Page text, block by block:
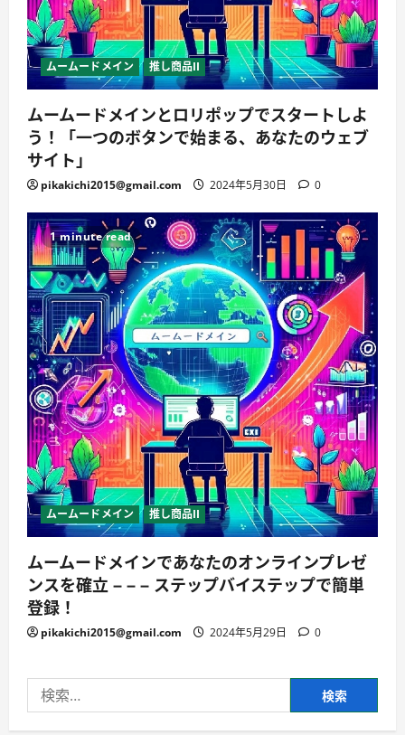
ムームードメイン 推し商品II
ムームードメインとロリポップでスタートしよ
う！「一つのボタンで始まる、あなたのウェブ
サイト」
pikakichi2015@gmail.com 2024年5月30日 0
1 minute read
ムームードメイン 推し商品II
ムームードメインであなたのオンラインプレゼ
ンスを確立 – – – ステップバイステップで簡単
登録！
pikakichi2015@gmail.com 2024年5月29日 0
索: